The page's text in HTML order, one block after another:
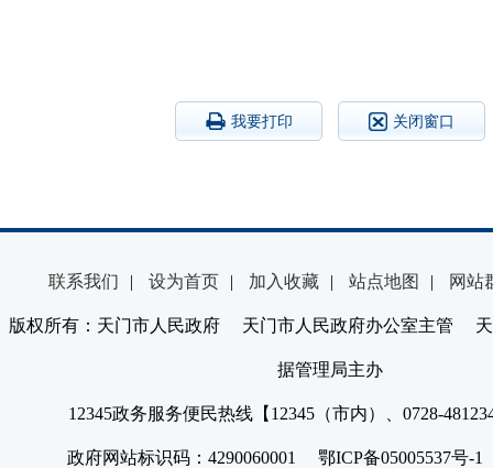
我要打印 关闭窗口
联系我们 | 设为首页 | 加入收藏 | 站点地图 | 网站
版权所有：天门市人民政府 天门市人民政府办公室主管 天
据管理局主办
12345政务服务便民热线【12345（市内）、0728-
政府网站标识码：4290060001 鄂ICP备05005537号